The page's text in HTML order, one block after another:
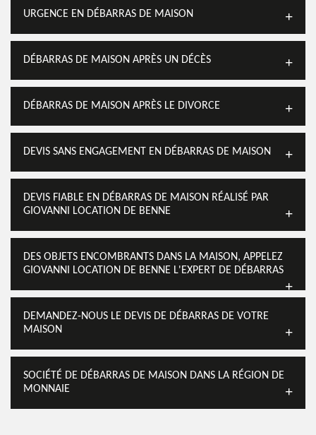
URGENCE EN DÉBARRAS DE MAISON
DÉBARRAS DE MAISON APRÈS UN DÉCÈS
DÉBARRAS DE MAISON APRÈS LE DIVORCE
DEVIS SANS ENGAGEMENT EN DÉBARRAS DE MAISON
DEVIS FIABLE EN DÉBARRAS DE MAISON RÉALISÉ PAR
GIOVANNI LOCATION DE BENNE
DES OBJETS ENCOMBRANTS DANS LA MAISON, APPELEZ
GIOVANNI LOCATION DE BENNE L'EXPERT DE DÉBARRAS
DEMANDEZ-NOUS LE DEVIS DE DÉBARRAS DE VOTRE
MAISON
SOCIÉTÉ DE DÉBARRAS DE MAISON DANS LA RÉGION DE
MONNAIE